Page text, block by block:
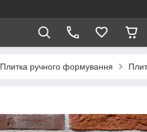
Плитка ручного формування